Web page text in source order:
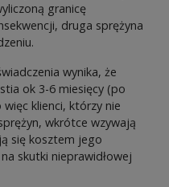
granicę
druga sprężyna
wynika, że
ok 3-6 miesięcy (po
klienci, którzy nie
wkrótce wzywają
się kosztem jego
skutki nieprawidłowej